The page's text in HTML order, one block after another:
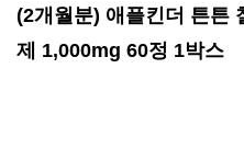
(2개월분) 애플킨더 튼튼
제 1,000mg 60정 1박스